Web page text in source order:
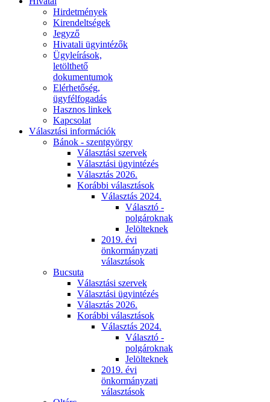
Hirdetmények
Kirendeltségek
Jegyző
Hivatali ügyintézők
Ügyleírások,
letölthető
dokumentumok
Elérhetőség,
ügyfélfogadás
Hasznos linkek
Kapcsolat
Választási információk
Bánok - szentgyörgy
Választási szervek
Választási ügyintézés
Választás 2026.
Korábbi választások
Választás 2024.
Választó -
polgároknak
Jelölteknek
2019. évi
önkormányzati
választások
Bucsuta
Választási szervek
Választási ügyintézés
Választás 2026.
Korábbi választások
Választás 2024.
Választó -
polgároknak
Jelölteknek
2019. évi
önkormányzati
választások